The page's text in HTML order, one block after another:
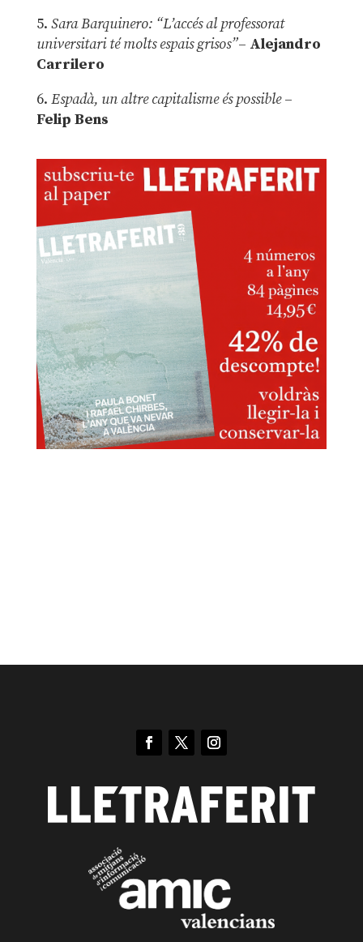
5. Sara Barquinero: “L’accés al professorat
universitari té molts espais grisos”– Alejandro
Carrilero
6. Espadà, un altre capitalisme és possible –
Felip Bens